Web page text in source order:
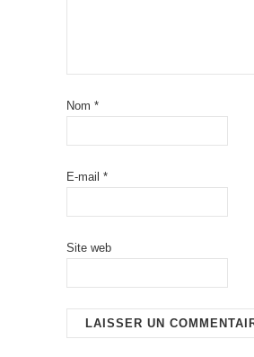
Nom *
E-mail *
Site web